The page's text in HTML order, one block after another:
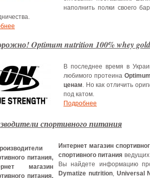
наполнить полки своего
Optimum nutrition 100% whey
В последнее время в
любимого протеина
ценам. Но как отличить
под катом.
Подробнее
спортивного питания
Интернет магазин
спортивного питания
Вы найдете информацию
Dymatize nutrition, Universal